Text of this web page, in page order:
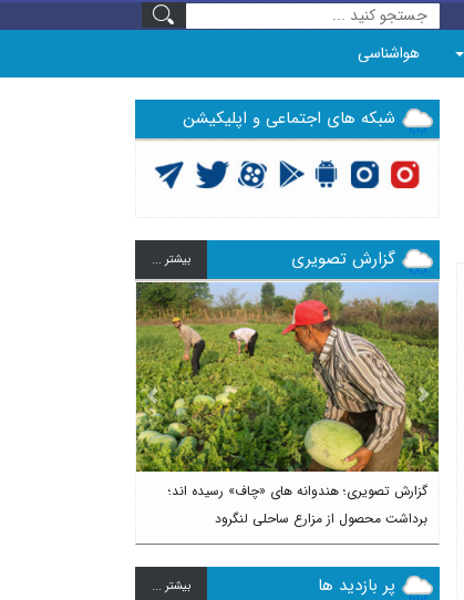
هواشناسی
شبکه های اجتماعی و اپلیکیشن
گزارش تصویری بيشتر ...
گزارش تصویری؛ هندوانه های «چاف» رسیده اند؛
برداشت محصول از مزارع ساحلی لنگرود
Previous Next
پر بازدید ها بيشتر ...